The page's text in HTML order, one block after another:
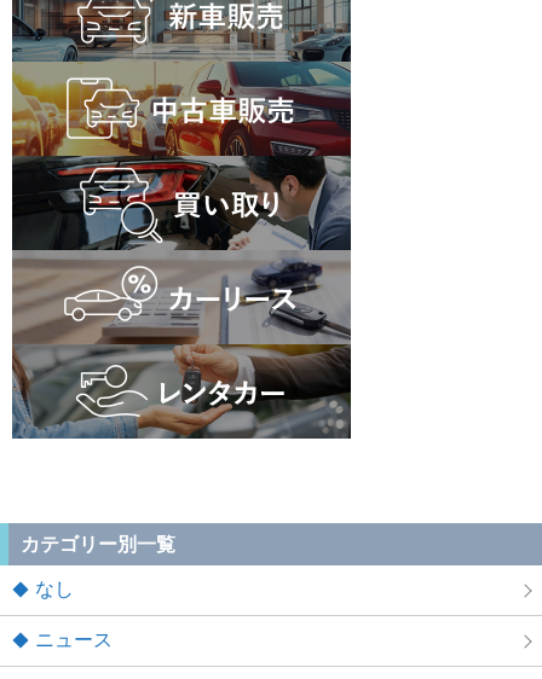
カテゴリー別一覧
なし
ニュース